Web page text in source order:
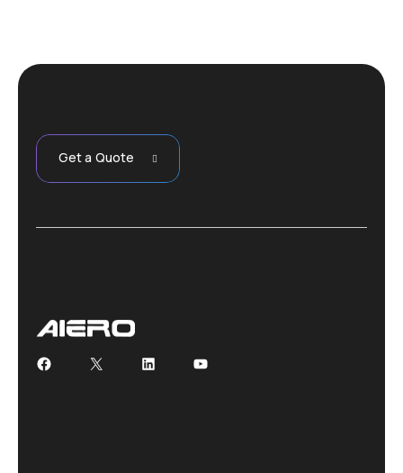
Get a Quote
Facebook
X LinkedInYouTube